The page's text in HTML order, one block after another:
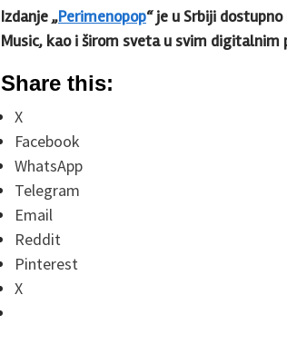
Izdanje„Perimenopop“ je u Srbiji
Music, kao i širom sveta u svim digitalnim
Share this:
X
Facebook
WhatsApp
Telegram
Email
Reddit
Pinterest
X